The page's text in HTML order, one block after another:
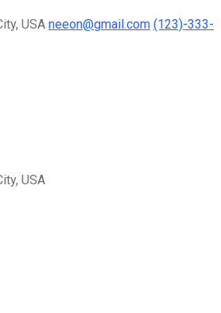
USA neeon@gmail.com (123)-333-
USA